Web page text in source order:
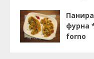
фурна
forno